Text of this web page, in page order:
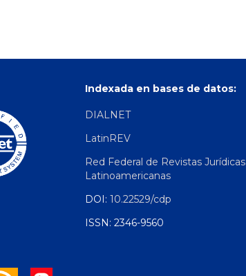
Indexada en bases de datos:
DIALNET
LatinREV
Red Federal de Revistas Jurídicas
Latinoamericanas
DOI: 10.22529/cdp
ISSN: 2346-9560